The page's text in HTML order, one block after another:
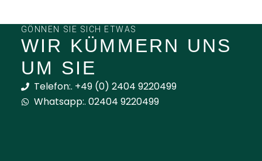
GÖNNEN SIE SICH ETWAS
WIR KÜMMERN UNS
UM SIE
Telefon:. +49 (0) 2404 9220499
Whatsapp:. 02404 9220499